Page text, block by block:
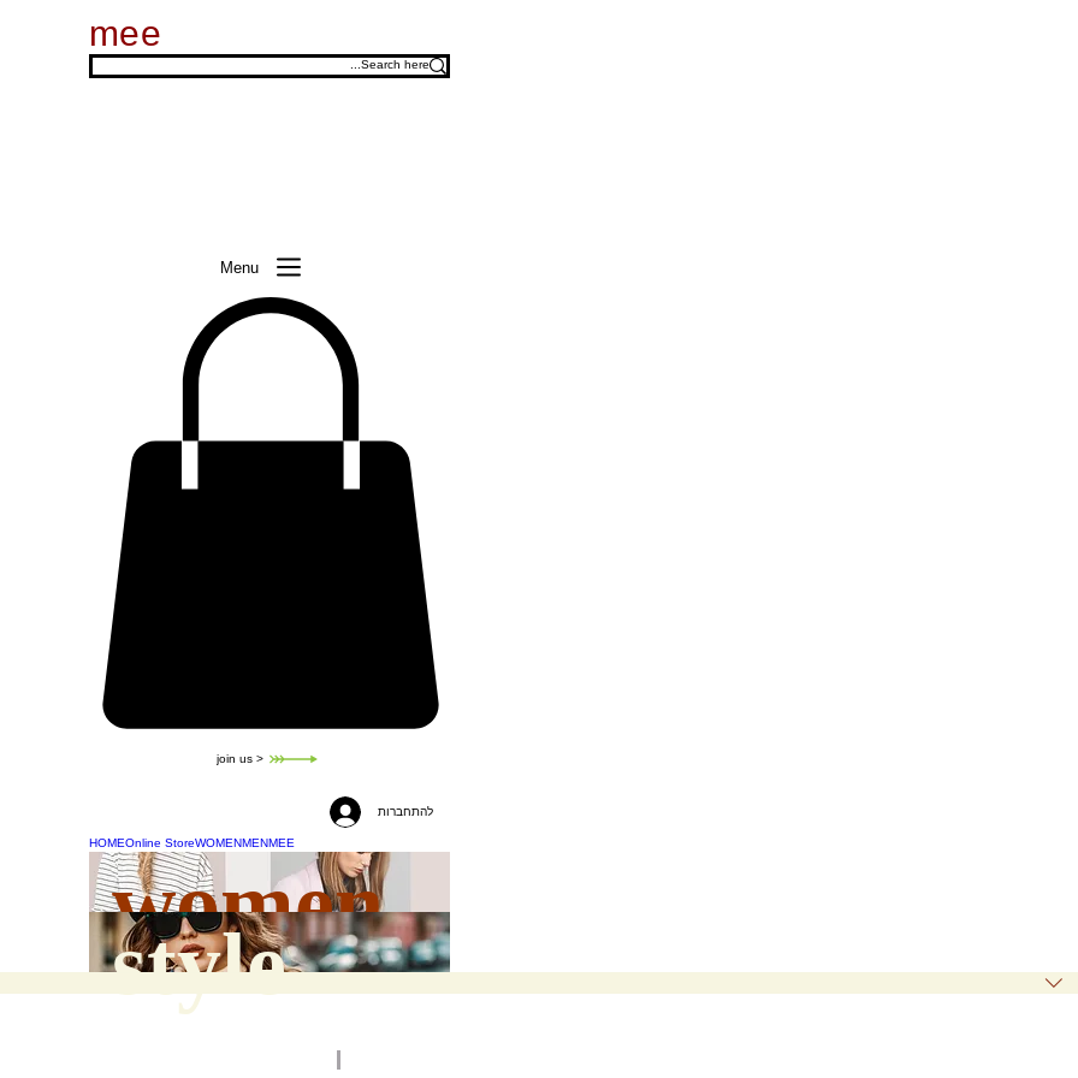
mee
Menu
join us >
להתחברות
HOMEOnline StoreWOMENMENMEE
women
style